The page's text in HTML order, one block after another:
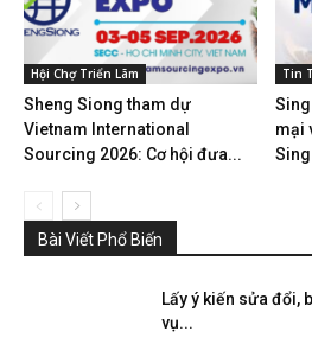
Hội Chợ Triển Lãm
Sheng Siong tham dự
Vietnam International
Sourcing 2026: Cơ hội đưa...
Tin
mại
Bài Viết Phổ Biến
Lấy ý kiến sửa đổi,
vụ...